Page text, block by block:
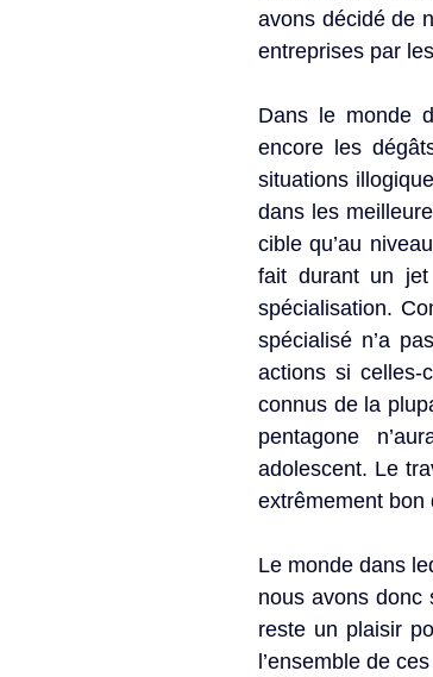
avons décidé de
entreprises par
Dans le monde
encore les
situations
dans les
cible qu’au
fait durant un
spécialisation.
spécialisé n’a
actions si celles-
connus de la
pentagone
adolescent. Le
extrêmement bon
Le monde dans
nous avons donc
reste un plaisir
l’ensemble de